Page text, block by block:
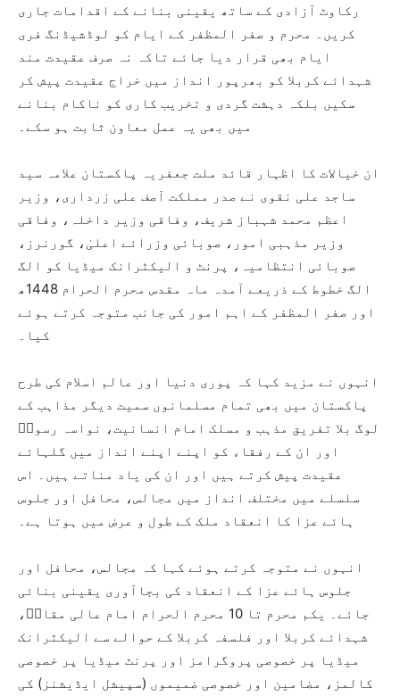
رکاوٹ آزادی کے ساتھ یقینی بنانے کے اقدامات جاری
کریں۔ محرم و صفر المظفر کے ایام کو لوڈشیڈنگ فری
ایام بھی قرار دیا جائے تاکہ نہ صرف عقیدت مند
شہدائے کربلا کو بھرپور انداز میں خراج عقیدت پیش کر
سکیں بلکہ دہشت گردی و تخریب کاری کو ناکام بنانے
میں بھی یہ عمل معاون ثابت ہو سکے۔
ان خیالات کا اظہار قائد ملت جعفریہ پاکستان علامہ سید
ساجد علی نقوی نے صدر مملکت آصف علی زرداری، وزیر
اعظم محمد شہباز شریف، وفاقی وزیر داخلہ، وفاقی
وزیر مذہبی امور، صوبائی وزرائے اعلیٰ، گورنرز،
صوبائی انتظامیہ، پرنٹ و الیکٹرانک میڈیا کو الگ
الگ خطوط کے ذریعے آمدہ ماہ مقدس محرم الحرام 1448ھ
اور صفر المظفر کے اہم امور کی جانب متوجہ کرتے ہوئے
کیا۔
انہوں نے مزید کہا کہ پوری دنیا اور عالم اسلام کی طرح
پاکستان میں بھی تمام مسلمانوں سمیت دیگر مذاہب کے
لوگ بلا تفریق مذہب و مسلک امام انسانیت، نواسہ رسولؐ
اور ان کے رفقاء کو اپنے اپنے انداز میں گلہائے
عقیدت پیش کرتے ہیں اور ان کی یاد مناتے ہیں۔ اس
سلسلے میں مختلف انداز میں مجالس، محافل اور جلوس
ہائے عزا کا انعقاد ملک کے طول و عرض میں ہوتا ہے۔
انہوں نے متوجہ کرتے ہوئے کہا کہ مجالس، محافل اور
جلوس ہائے عزا کے انعقاد کی بجاآوری یقینی بنائی
جائے۔ یکم محرم تا 10 محرم الحرام امام عالی مقامؑ،
شہدائے کربلا اور فلسفہ کربلا کے حوالے سے الیکٹرانک
میڈیا پر خصوصی پروگرامز اور پرنٹ میڈیا پر خصوصی
کالمز، مضامین اور خصوصی ضمیموں (سپیشل ایڈیشنز) کی